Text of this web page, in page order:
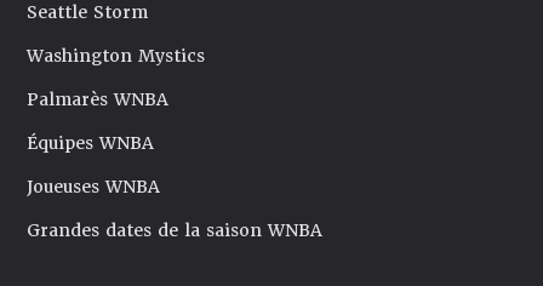
Seattle Storm
Washington Mystics
Palmarès WNBA
Équipes WNBA
Joueuses WNBA
Grandes dates de la saison WNBA